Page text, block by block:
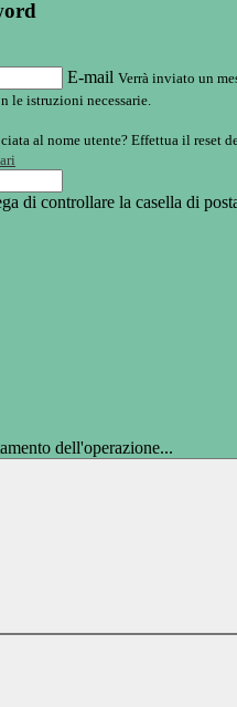
E-mail Verrà inviato un
le istruzioni necessarie.
al nome utente? Effettua il reset
di controllare la casella di
dell'operazione...